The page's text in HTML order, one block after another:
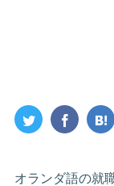
オランダ語の就